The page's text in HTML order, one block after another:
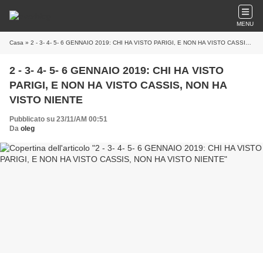
MENU
Casa » 2 - 3- 4- 5- 6 GENNAIO 2019: CHI HA VISTO PARIGI, E NON HA VISTO CASSIS, NON HA VISTO NIENTE
2 - 3- 4- 5- 6 GENNAIO 2019: CHI HA VISTO
PARIGI, E NON HA VISTO CASSIS, NON HA
VISTO NIENTE
Pubblicato su 23/11/AM 00:51
Da oleg